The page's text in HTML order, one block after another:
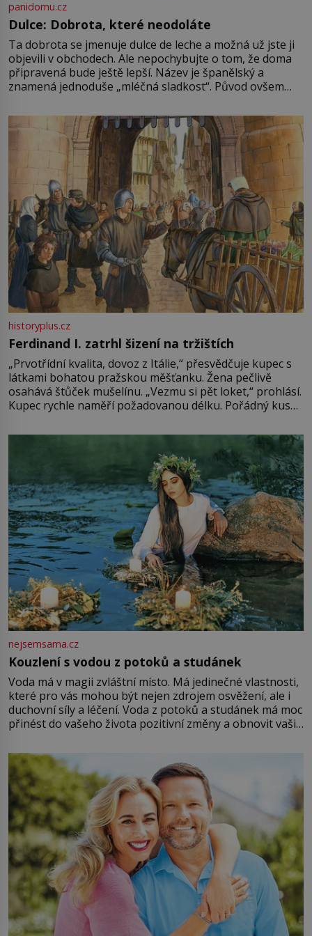
panidomu.cz
Dulce: Dobrota, které neodoláte
Ta dobrota se jmenuje dulce de leche a možná už jste ji
objevili v obchodech. Ale nepochybujte o tom, že doma
připravená bude ještě lepší. Název je španělský a
znamená jednoduše „mléčná sladkost“. Původ ovšem
pře hned několik latinskoamerických zemí a k tomu
Francie, kde se traduje,
historyplus.cz
Ferdinand I. zatrhl šizení na tržištích
„Prvotřídní kvalita, dovoz z Itálie,“ přesvědčuje kupec s
látkami bohatou pražskou měšťanku. Žena pečlivě
osahává štůček mušelínu. „Vezmu si pět loket,“ prohlásí.
Kupec rychle naměří požadovanou délku. Pořádný kus
milostpaní. Stačí jenom na sukni,“ zhodnotí švadlena
množství růžového mušelínu. „Ošidili vás, podívejte.“
Vezme do ruky dřevěnou
nejsemsama.cz
Kouzlení s vodou z potoků a studánek
Voda má v magii zvláštní místo. Má jedinečné vlastnosti,
které pro vás mohou být nejen zdrojem osvěžení, ale i
duchovní síly a léčení. Voda z potoků a studánek má moc
přinést do vašeho života pozitivní změny a obnovit vaši
můžete obohatit své rituály a přinést do svého života
větší harmonii a klid. Je důležité